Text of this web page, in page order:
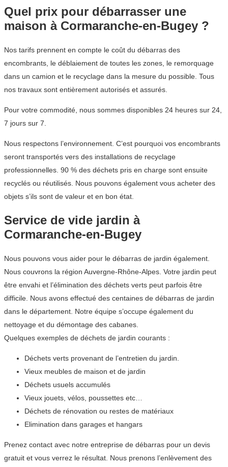
Quel prix pour débarrasser une
maison à Cormaranche-en-Bugey ?
Nos tarifs prennent en compte le coût du débarras des
encombrants, le déblaiement de toutes les zones, le remorquage
dans un camion et le recyclage dans la mesure du possible. Tous
nos travaux sont entièrement autorisés et assurés.
Pour votre commodité, nous sommes disponibles 24 heures sur 24,
7 jours sur 7.
Nous respectons l’environnement. C’est pourquoi vos encombrants
seront transportés vers des installations de recyclage
professionnelles. 90 % des déchets pris en charge sont ensuite
recyclés ou réutilisés. Nous pouvons également vous acheter des
objets s’ils sont de valeur et en bon état.
Service de vide jardin à
Cormaranche-en-Bugey
Nous pouvons vous aider pour le débarras de jardin également.
Nous couvrons la région Auvergne-Rhône-Alpes. Votre jardin peut
être envahi et l’élimination des déchets verts peut parfois être
difficile. Nous avons effectué des centaines de débarras de jardin
dans le département. Notre équipe s’occupe également du
nettoyage et du démontage des cabanes.
Quelques exemples de déchets de jardin courants :
Déchets verts provenant de l’entretien du jardin.
Vieux meubles de maison et de jardin
Déchets usuels accumulés
Vieux jouets, vélos, poussettes etc…
Déchets de rénovation ou restes de matériaux
Elimination dans garages et hangars
Prenez contact avec notre entreprise de débarras pour un devis
gratuit et vous verrez le résultat. Nous prenons l’enlèvement des